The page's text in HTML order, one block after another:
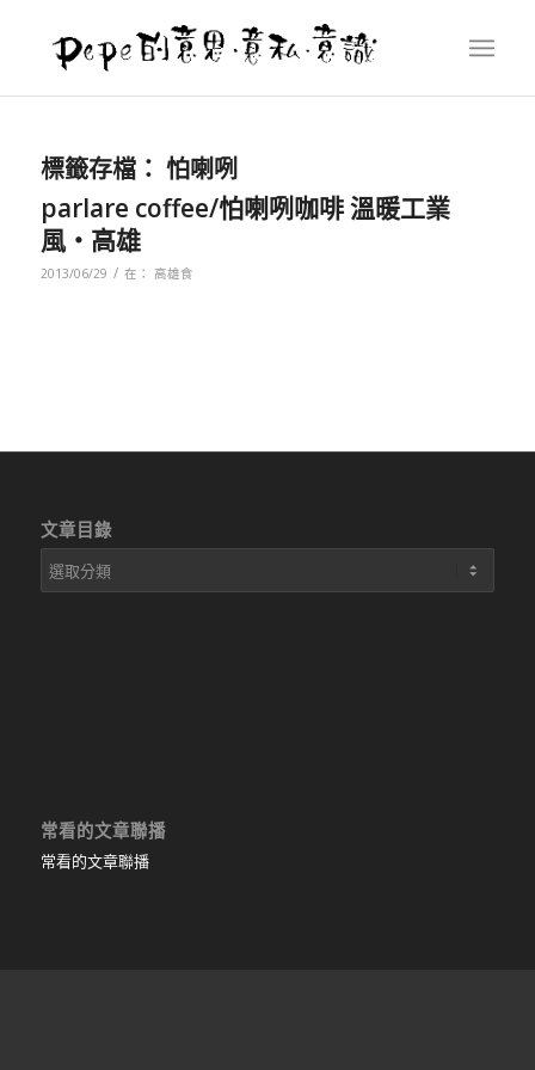
標籤存檔： 怕喇咧
parlare coffee/怕喇咧咖啡 溫暖工業
風‧高雄
2013/06/29 / 在： 高雄食
文章目錄
文
章
常看的文章聯播
常看的文章聯播